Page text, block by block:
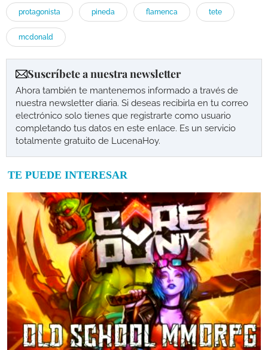
protagonista pineda flamenca tete
mcdonald
Suscríbete a nuestra newsletter
Ahora también te mantenemos informado a través de
nuestra newsletter diaria. Si deseas recibirla en tu correo
electrónico solo tienes que registrarte como usuario
completando tus datos en este enlace. Es un servicio
totalmente gratuito de LucenaHoy.
TE PUEDE INTERESAR